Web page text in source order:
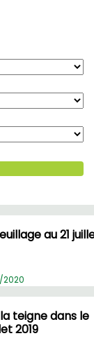
au 21
2020
teigne dans le
2019